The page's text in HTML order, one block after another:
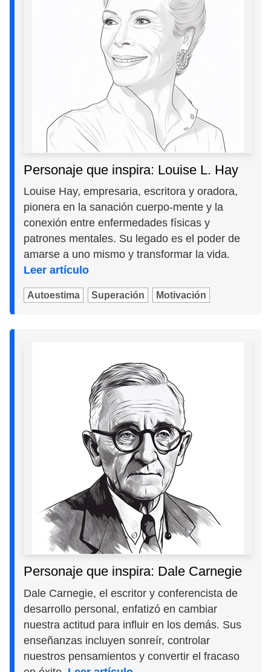
Personaje que inspira: Louise L. Hay
Louise Hay, empresaria, escritora y oradora,
pionera en la sanación cuerpo-mente y la
conexión entre enfermedades físicas y
patrones mentales. Su legado es el poder de
amarse a uno mismo y transformar la vida.
Leer artículo
Autoestima Superación Motivación
Personaje que inspira: Dale Carnegie
Dale Carnegie, el escritor y conferencista de
desarrollo personal, enfatizó en cambiar
nuestra actitud para influir en los demás. Sus
enseñanzas incluyen sonreír, controlar
nuestros pensamientos y convertir el fracaso